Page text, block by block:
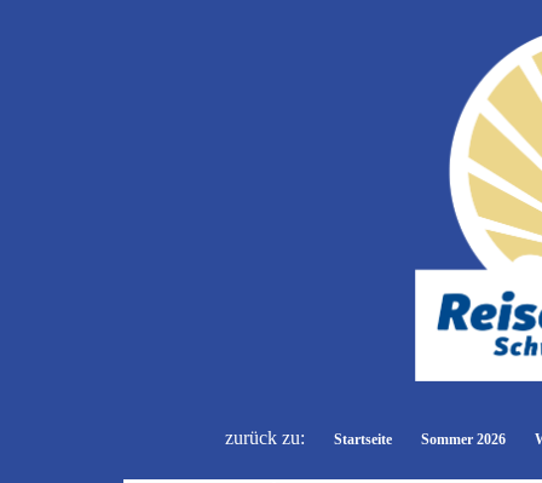
zurück zu: Startseite Sommer 2026